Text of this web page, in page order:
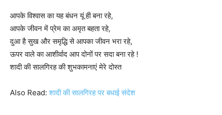
आपके विश्वास का यह बंधन यूं ही बना रहे,
आपके जीवन में प्रेम का अमृत बहता रहे,
दुआ है सुख और समृद्धि से आपका जीवन भरा रहे,
ऊपर वाले का आशीर्वाद आप दोनों पर सदा बना रहे !
शादी की सालगिरह की शुभकामनाएं मेरे दोस्त
Also Read:शादी की सालगिरह पर बधाई संदेश